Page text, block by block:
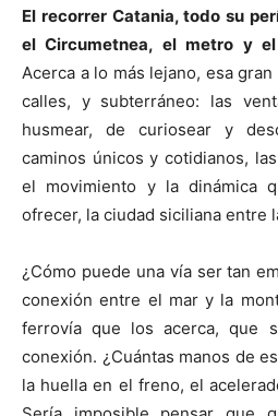
El recorrer Catania, todo su
el Circumetnea, el metro y
Acerca a lo más lejano, esa
calles, y subterráneo: las
husmear, de curiosear y
caminos únicos y cotidianos,
el movimiento y la dinámica
ofrecer, la ciudad siciliana entre
¿Cómo puede una vía ser tan
conexión entre el mar y la
ferrovía que los acerca, que
conexión. ¿Cuántas manos de
la huella en el freno, el